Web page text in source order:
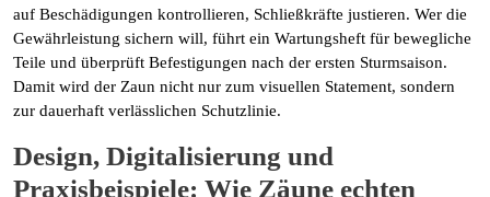
auf Beschädigungen kontrollieren, Schließkräfte justieren. Wer die
Gewährleistung sichern will, führt ein Wartungsheft für bewegliche
Teile und überprüft Befestigungen nach der ersten Sturmsaison.
Damit wird der Zaun nicht nur zum visuellen Statement, sondern
zur dauerhaft verlässlichen Schutzlinie.
Design, Digitalisierung und
Praxisbeispiele: Wie Zäune echten